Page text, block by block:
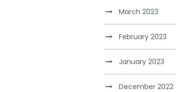
March 2023
February 2023
January 2023
December 2022